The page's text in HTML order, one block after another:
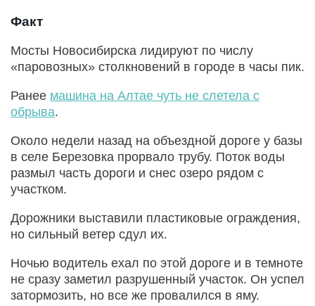
Факт
Мосты Новосибирска лидируют по числу
«паровозных» столкновений в городе в часы пик.
Ранее машина на Алтае чуть не слетела с
обрыва.
Около недели назад на объездной дороге у базы
в селе Березовка прорвало трубу. Поток воды
размыл часть дороги и снес озеро рядом с
участком.
Дорожники выставили пластиковые ограждения,
но сильный ветер сдул их.
Ночью водитель ехал по этой дороге и в темноте
не сразу заметил разрушенный участок. Он успел
затормозить, но все же провалился в яму.